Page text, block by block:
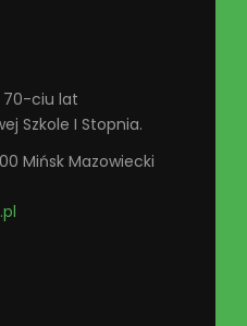
70-ciu lat
Szkole I Stopnia.
Mińsk Mazowiecki